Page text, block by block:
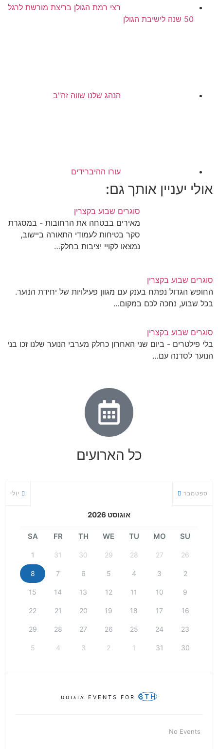
רצי רמת הגולן בריצת מורשת לרגל
50 שנה לישיבת הגולן
הנהג שלנו שווה זה"ב
עורו ההיברידים
אולי יעניין אותך גם:
סוגרים שבוע בקצרין
מאירים בבטחה את הרחובות - במסגרת
סקר בטיחות לעמודי התאורה ביישוב,
נמצאו לקויי יציבות בחלק…
סוגרים שבוע בקצרין
החופש הגדול נפתח בענק עם מגוון פעילויות של יחידת הנוער.
בכל שבוע, נחכה לכם במקום…
סוגרים שבוע בקצרין
בלי פילטרים - ביום שני האחרון כחלק מערבי הנוער שלנו זכו בני
הנוער לסדנה עם…
כל הארועים
יולי
אוגוסט 2026
ספטמבר
SU
MO
TU
WE
TH
FR
SA
26
27
28
29
30
31
1
2
3
4
5
6
7
8
9
10
11
12
13
14
15
16
17
18
19
20
21
22
23
24
25
26
27
28
29
30
31
1
2
3
4
5
EVENTS FOR 8TH אוגוסט
No Events